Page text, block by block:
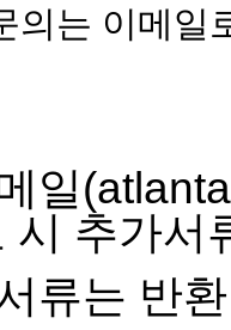
의는 이메일
일
시
추가서
류는 반